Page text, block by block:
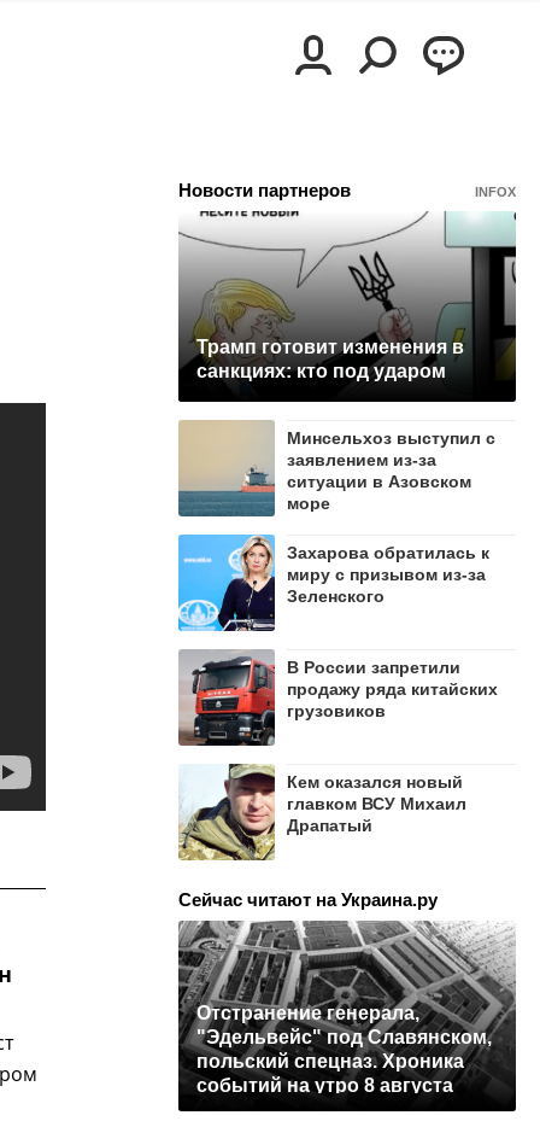
Новости партнеров INFOX
Трамп готовит изменения в
санкциях: кто под ударом
Минсельхоз выступил с
заявлением из-за
ситуации в Азовском
море
Захарова обратилась к
миру с призывом из-за
Зеленского
В России запретили
продажу ряда китайских
грузовиков
Кем оказался новый
главком ВСУ Михаил
Драпатый
Сейчас читают на Украина.ру
Отстранение генерала,
"Эдельвейс" под Славянском,
польский спецназ. Хроника
событий на утро 8 августа